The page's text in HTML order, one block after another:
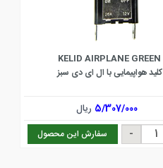
KELID AIRPLANE GREEN
کليد هواپيمايی با ال ای دی سبز
5/307/000 ریال
سفارش این محصول